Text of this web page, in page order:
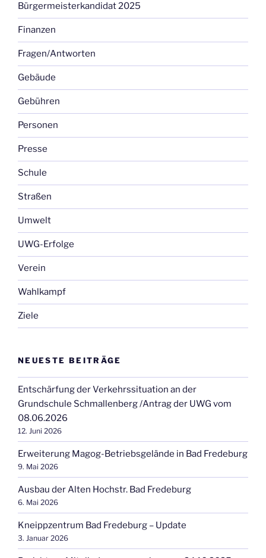
Bürgermeisterkandidat 2025
Finanzen
Fragen/Antworten
Gebäude
Gebühren
Personen
Presse
Schule
Straßen
Umwelt
UWG-Erfolge
Verein
Wahlkampf
Ziele
NEUESTE BEITRÄGE
Entschärfung der Verkehrssituation an der
Grundschule Schmallenberg /Antrag der UWG vom
08.06.2026
12. Juni 2026
Erweiterung Magog-Betriebsgelände in Bad Fredeburg
9. Mai 2026
Ausbau der Alten Hochstr. Bad Fredeburg
6. Mai 2026
Kneippzentrum Bad Fredeburg – Update
3. Januar 2026